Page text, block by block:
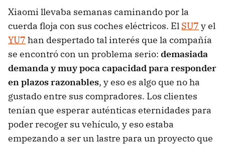
Xiaomi llevaba semanas caminando por la
cuerda floja con sus coches eléctricos. El SU7 y el
YU7 han despertado tal interés que la compañía
se encontró con un problema serio: demasiada
demanda y muy poca capacidad para responder
en plazos razonables, y eso es algo que no ha
gustado entre sus compradores. Los clientes
tenían que esperar auténticas eternidades para
poder recoger su vehículo, y eso estaba
empezando a ser un lastre para un proyecto que